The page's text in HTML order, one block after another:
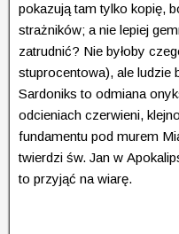
pokazują tam tylko kopię,
strażników; a nie lepiej
zatrudnić? Nie byłoby
stuprocentowa), ale ludzie
Sardoniks to odmiana
odcieniach czerwieni,
fundamentu pod murem
twierdzi św. Jan w
to przyjąć na wiarę.